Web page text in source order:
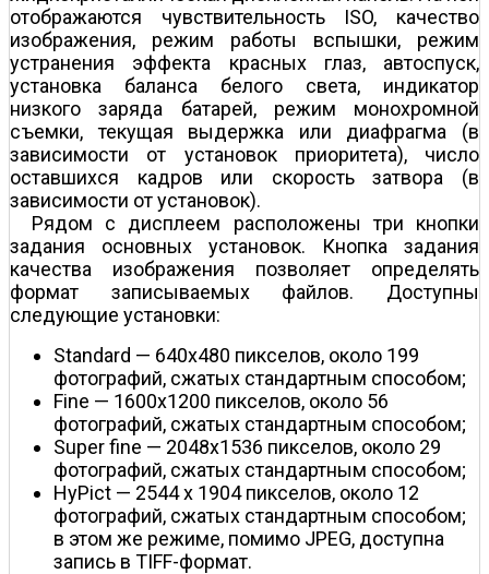
отображаются чувствительность ISO, качество
изображения, режим работы вспышки, режим
устранения эффекта красных глаз, автоспуск,
установка баланса белого света, индикатор
низкого заряда батарей, режим монохромной
съемки, текущая выдержка или диафрагма (в
зависимости от установок приоритета), число
оставшихся кадров или скорость затвора (в
зависимости от установок).
Рядом с дисплеем расположены три кнопки
задания основных установок. Кнопка задания
качества изображения позволяет определять
формат записываемых файлов. Доступны
следующие установки:
Standard — 640x480 пикселов, около 199
фотографий, сжатых стандартным способом;
Fine — 1600x1200 пикселов, около 56
фотографий, сжатых стандартным способом;
Super fine — 2048x1536 пикселов, около 29
фотографий, сжатых стандартным способом;
HyPict — 2544 x 1904 пикселов, около 12
фотографий, сжатых стандартным способом;
в этом же режиме, помимо JPEG, доступна
запись в TIFF-формат.